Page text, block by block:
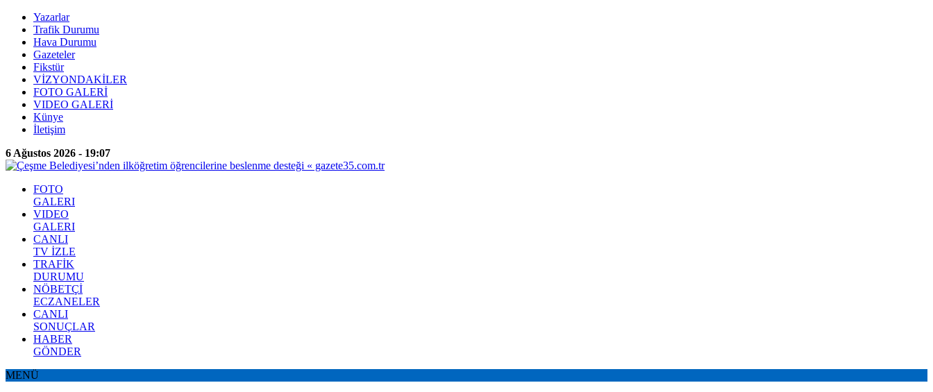
Yazarlar
Trafik Durumu
Hava Durumu
Gazeteler
Fikstür
VİZYONDAKİLER
FOTO GALERİ
VIDEO GALERİ
Künye
İletişim
6 Ağustos 2026 - 19:07
FOTO
GALERI
VIDEO
GALERI
CANLI
TV İZLE
TRAFİK
DURUMU
NÖBETÇİ
ECZANELER
CANLI
SONUÇLAR
HABER
GÖNDER
MENÜ